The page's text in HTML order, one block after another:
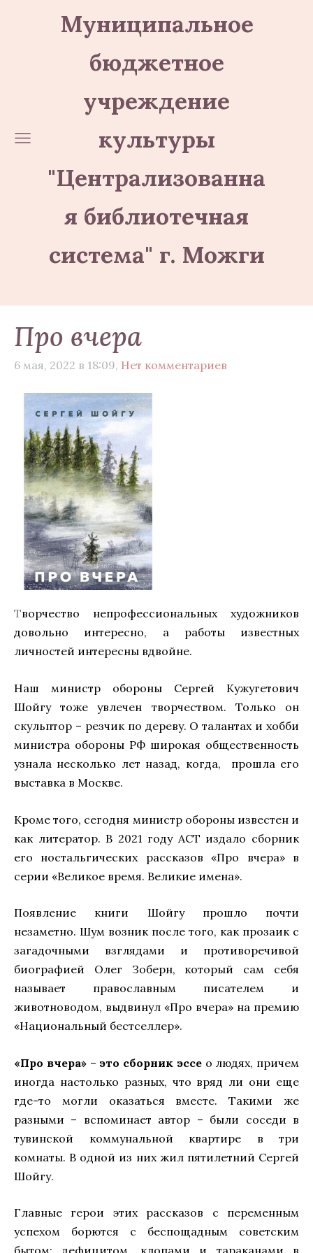
Муниципальное
бюджетное
учреждение
культуры
"Централизованна
я библиотечная
система" г. Можги
Про вчера
6 мая, 2022 в 18:09, Нет комментариев
Творчество непрофессиональных художников
довольно интересно, а работы известных
личностей интересны вдвойне.
Наш министр обороны Сергей Кужугетович
Шойгу тоже увлечен творчеством. Только он
скульптор – резчик по дереву. О талантах и хобби
министра обороны РФ широкая общественность
узнала несколько лет назад, когда, прошла его
выставка в Москве.
Кроме того, сегодня министр обороны известен и
как литератор. В 2021 году АСТ издало сборник
его ностальгических рассказов «Про вчера» в
серии «Великое время. Великие имена».
Появление книги Шойгу прошло почти
незаметно. Шум возник после того, как прозаик с
загадочными взглядами и противоречивой
биографией Олег Зоберн, который сам себя
называет православным писателем и
животноводом, выдвинул «Про вчера» на премию
«Национальный бестселлер».
«Про вчера»– это сборник эссео людях, причем
иногда настолько разных, что вряд ли они еще
где-то могли оказаться вместе. Такими же
разными – вспоминает автор – были соседи в
тувинской коммунальной квартире в три
комнаты. В одной из них жил пятилетний Сергей
Шойгу.
Главные герои этих рассказов с переменным
успехом борются с беспощадным советским